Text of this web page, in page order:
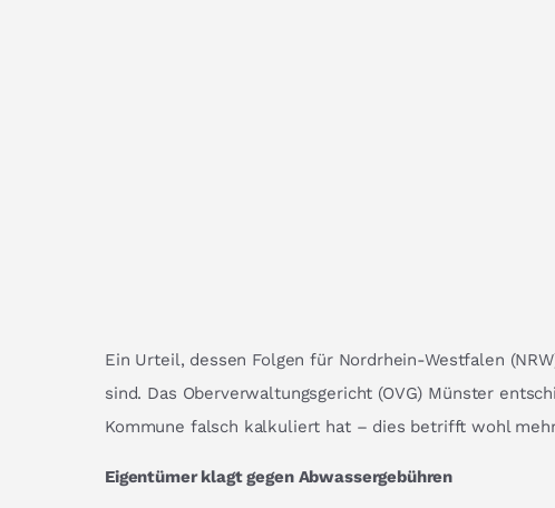
Ein Urteil, dessen Folgen für Nordrhein-Westfalen
sind. Das Oberverwaltungsgericht (OVG) Münster
Kommune falsch kalkuliert hat – dies betrifft wohl
Eigentümer klagt gegen Abwassergebühren